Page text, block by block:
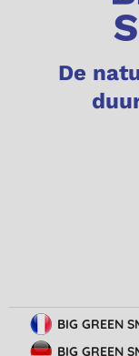
De
BIG GREEN
BIG GREEN